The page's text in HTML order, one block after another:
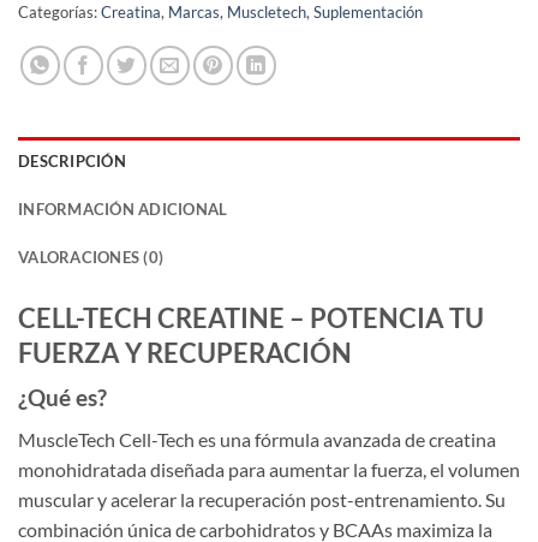
Categorías:Creatina, Marcas, Muscletech, Suplementación
DESCRIPCIÓN
INFORMACIÓN ADICIONAL
VALORACIONES (0)
CELL-TECH CREATINE – POTENCIA TU
FUERZA Y RECUPERACIÓN
¿Qué es?
MuscleTech Cell-Tech es una fórmula avanzada de creatina
monohidratada diseñada para aumentar la fuerza, el volumen
muscular y acelerar la recuperación post-entrenamiento. Su
combinación única de carbohidratos y BCAAs maximiza la